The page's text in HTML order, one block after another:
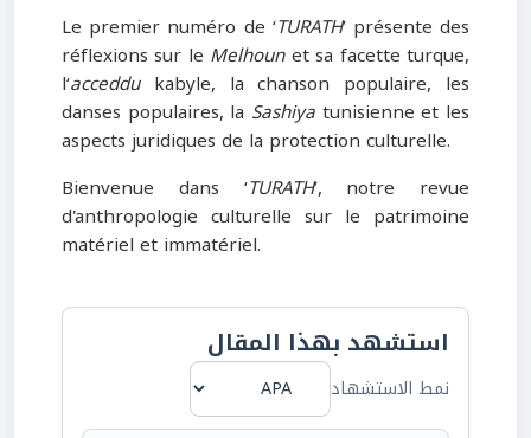
Le premier numéro de ‘TURATH’ présente des
réflexions sur le Melhounet sa facette turque,
l‘acceddukabyle, la chanson populaire, les
danses populaires, la Sashiya tunisienne et les
aspects juridiques de la protection culturelle.
Bienvenue dans ‘TURATH’, notre revue
d'anthropologie culturelle sur le patrimoine
matériel et immatériel.
استشهد بهذا المقال
نمط الاستشهاد